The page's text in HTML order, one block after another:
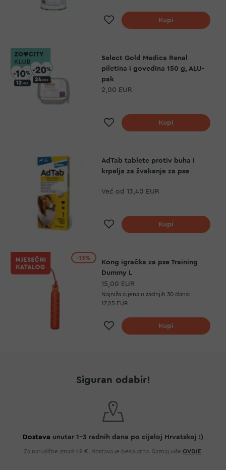
Dodaj na listu želja
Kupi
Select Gold Medica Renal
piletina i govedina 150 g, ALU-
pak
2,00 EUR
Dodaj na listu želja
Kupi
AdTab tablete protiv buha i
krpelja za žvakanje za pse
Već od 13,40 EUR
Dodaj na listu želja
Kupi
-13%
Kong igračka za pse Training
Dummy L
15,00 EUR
Najniža cijena u zadnjih 30 dana:
17,25 EUR
Dodaj na listu želja
Kupi
Siguran odabir!
Dostava unutar 1-3 radnih dana po cijeloj Hrvatskoj :)
Za narudžbe iznad 49 €, dostava je besplatna. Saznaj više OVDJE